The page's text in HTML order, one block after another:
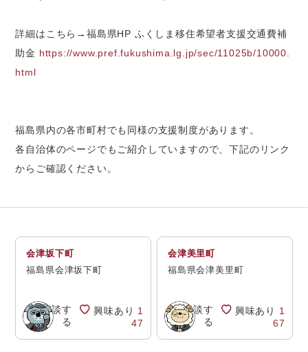
詳細はこちら→福島県HP ふくしま移住希望者支援交通費補
助金 https://www.pref.fukushima.lg.jp/sec/11025b/10000.
html
福島県内の各市町村でも同様の支援制度があります。
各自治体のページでもご紹介していますので、下記のリンク
からご確認ください。
会津坂下町
福島県会津坂下町
相談す
る
興味あり 1
47
会津美里町
福島県会津美里町
相談す
る
興味あり 1
67